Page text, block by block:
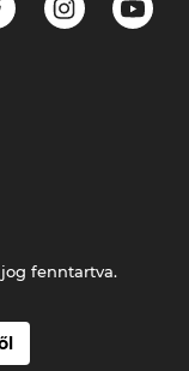
fenntartva.